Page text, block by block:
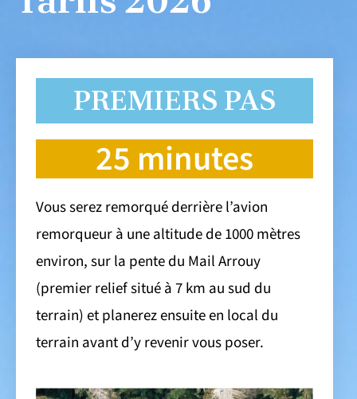
PREMIERS PAS
25 minutes
Vous serez remorqué derrière l’avion
remorqueur à une altitude de 1000 mètres
environ, sur la pente du Mail Arrouy
(premier relief situé à 7 km au sud du
terrain) et planerez ensuite en local du
terrain avant d’y revenir vous poser.​